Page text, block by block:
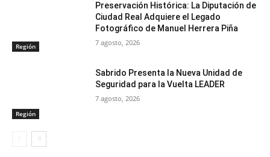
Región
Preservación Histórica: La Diputación de
Ciudad Real Adquiere el Legado
Fotográfico de Manuel Herrera Piña
7 agosto, 2026
Región
Sabrido Presenta la Nueva Unidad de
Seguridad para la Vuelta LEADER
7 agosto, 2026